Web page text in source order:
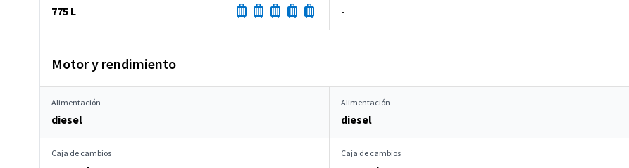
775 L -
Motor y rendimiento
Alimentación
diesel
Alimentación
diesel
Caja de cambios Caja de cambios